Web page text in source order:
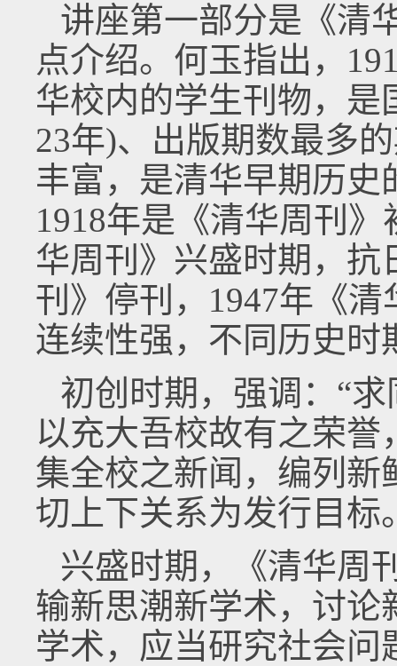
讲座第一部分是《清
点介绍。何玉指出，
华校内的学生刊物，
23年)、出版期数最多
丰富，是清华早期历史
1918年是《清华周刊
华周刊》兴盛时期，
刊》停刊，1947年《
连续性强，不同历史时
初创时期，强调：“
以充大吾校故有之荣誉
集全校之新闻，编列新
切上下关系为发行目标
兴盛时期，《清华周
输新思潮新学术，讨论
学术，应当研究社会